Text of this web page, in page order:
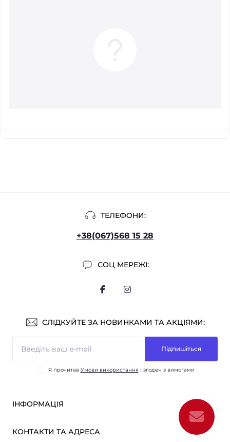
ТЕЛЕФОНИ:
+38(067)568 15 28
СОЦ МЕРЕЖІ:
СЛІДКУЙТЕ ЗА НОВИНКАМИ ТА АКЦІЯМИ:
Підпишіться
Я прочитав Умови використання і згоден з вимогами
ІНФОРМАЦІЯ
ОПТ
КОНТАКТИ ТА АДРЕСА